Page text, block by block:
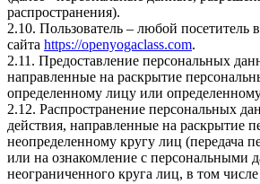
распространения).
2.10. Пользователь – любой посетитель
сайта https://openyogaclass.com.
2.11. Предоставление персональных
направленные на раскрытие
определенному лицу или
2.12. Распространение персональных
действия, направленные на раскрытие
неопределенному кругу лиц (передача
или на ознакомление с персональными
неограниченного круга лиц, в том